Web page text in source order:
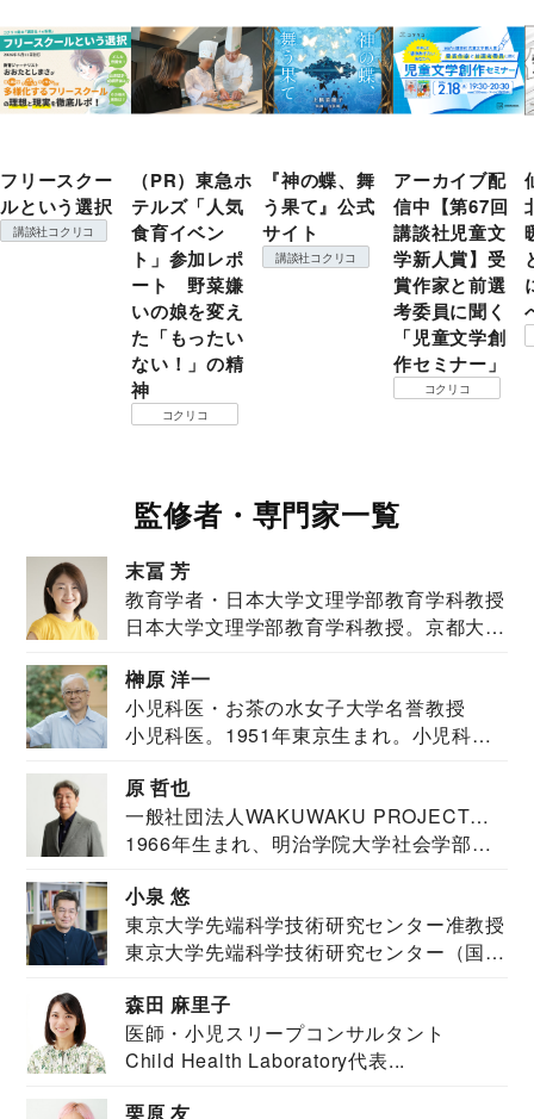
フリースクー
ルという選択
講談社コクリコ
（PR）東急ホ
テルズ「人気
食育イベン
ト」参加レポ
ート 野菜嫌
いの娘を変え
た「もったい
ない！」の精
神
コクリコ
『神の蝶、舞
う果て』公式
サイト
講談社コクリコ
アーカイブ配
信中【第67回
講談社児童文
学新人賞】受
賞作家と前選
考委員に聞く
「児童文学創
作セミナー」
コクリコ
監修者・専門家一覧
末冨 芳
教育学者・日本大学文理学部教育学科教授
日本大学文理学部教育学科教授。京都大学
榊原 洋一
小児科医・お茶の水女子大学名誉教授
小児科医。1951年東京生まれ。小児科
原 哲也
一般社団法人WAKUWAKU PROJECT
JAPAN代表・言語聴覚士・社会福祉士
1966年生まれ、明治学院大学社会学部福
小泉 悠
東京大学先端科学技術研究センター准教授
東京大学先端科学技術研究センター（国際
森田 麻里子
医師・小児スリープコンサルタント
Child Health Laboratory代表...
栗原 友